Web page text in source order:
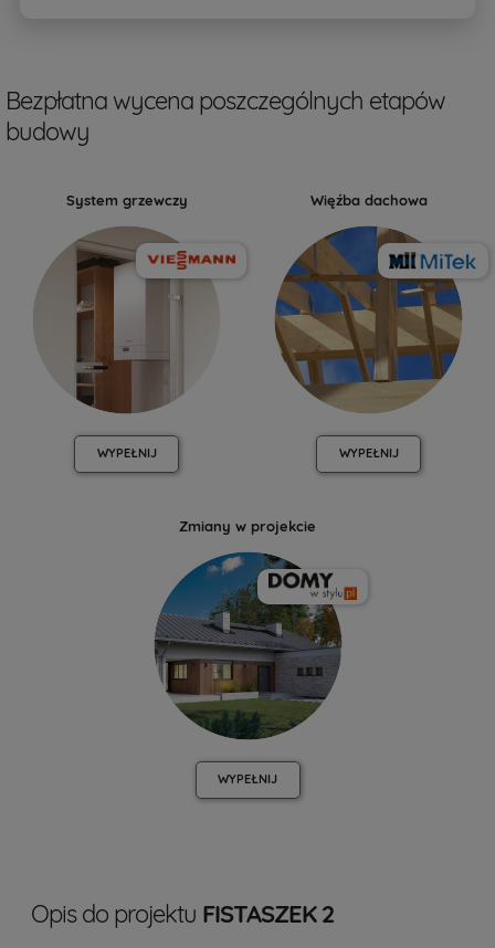
Bezpłatna wycena poszczególnych etapów
budowy
System grzewczy
WYPEŁNIJ
Więźba dachowa
WYPEŁNIJ
Zmiany w projekcie
WYPEŁNIJ
Opis do projektu FISTASZEK 2